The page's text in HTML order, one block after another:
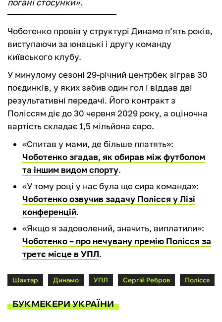
погані стосунки».
Чоботенко провів у структурі Динамо п’ять років,
виступаючи за юнацькі і другу команду
київського клубу.
У минулому сезоні 29-річний центрбек зіграв 30
поєдинків, у яких забив один гол і віддав дві
результативні передачі. Його контракт з
Поліссям діє до 30 червня 2029 року, а оціночна
вартість складає 1,5 мільйона євро.
«Спитав у мами, де більше платять»:
Чоботенко згадав, як обирав між футболом
та іншим видом спорту.
«У тому році у нас була ще сира команда»:
Чоботенко озвучив задачу Полісся у Лізі
конференцій.
«Якщо я задоволений, значить, виплатили»:
Чоботенко – про нечувану премію Полісся за
третє місце в УПЛ.
Шахтар Динамо УПЛ Сергій Ребров Полісся
БУКМЕКЕРИ УКРАЇНИ